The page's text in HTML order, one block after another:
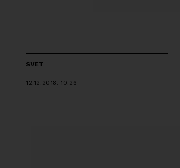
SVET
12.12.2018. 10:26